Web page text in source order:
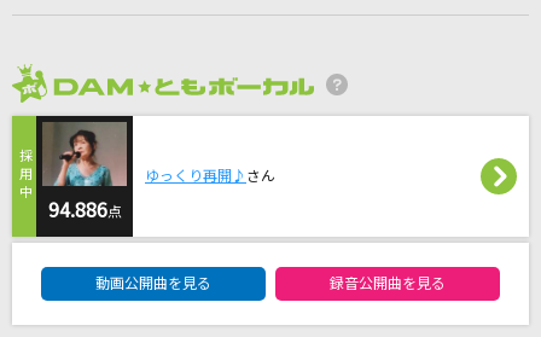
烈の瞬
[プロオケ]MY LONELY TOWN
[生音]地上の星
中島みゆき
Best Friend
Kiroro
94.886点
ゆっくり再開♪ さん
動画公開曲を見る 録音公開曲を見る